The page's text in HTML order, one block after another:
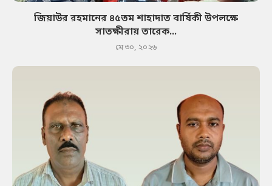
জিয়াউর রহমানের ৪৫তম শাহাদাত বার্ষিকী উপলক্ষে
সাতক্ষীরায় তারেক...
মে ৩০, ২০২৬